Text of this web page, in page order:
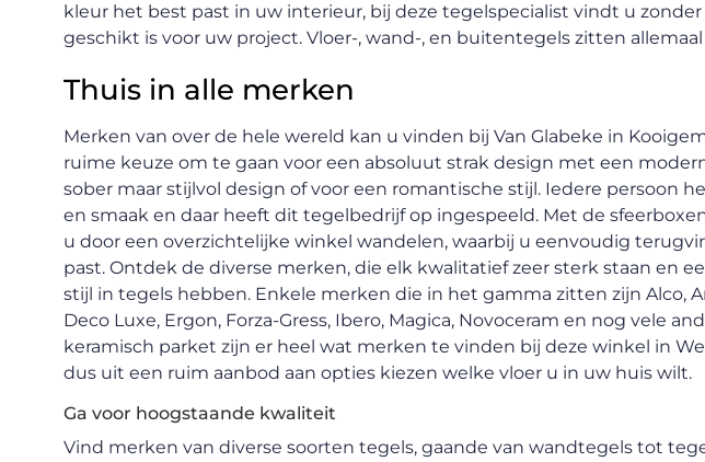
kleur het best past in uw interieur, bij deze tegelspecialist vindt u
geschikt is voor uw project. Vloer-, wand-, en buitentegels zitten
Thuis in alle merken
Merken van over de hele wereld kan u vinden bij Van Glabeke in
ruime keuze om te gaan voor een absoluut strak design met een
sober maar stijlvol design of voor een romantische stijl. Iedere persoon
en smaak en daar heeft dit tegelbedrijf op ingespeeld. Met de
u door een overzichtelijke winkel wandelen, waarbij u eenvoudig
past. Ontdek de diverse merken, die elk kwalitatief zeer sterk staan en
stijl in tegels hebben. Enkele merken die in het gamma zitten zijn Alco,
Deco Luxe, Ergon, Forza-Gress, Ibero, Magica, Novoceram en nog vele
keramisch parket zijn er heel wat merken te vinden bij deze winkel in
dus uit een ruim aanbod aan opties kiezen welke vloer u in uw huis wilt.
Ga voor hoogstaande kwaliteit
Vind merken van diverse soorten tegels, gaande van wandtegels tot